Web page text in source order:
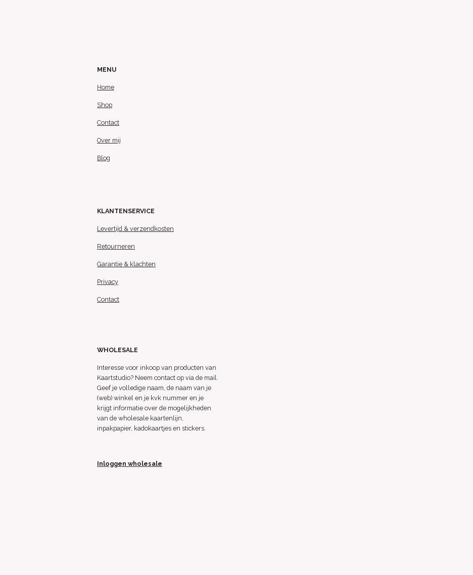
MENU
Home
Shop
Contact
Over mij
Blog
KLANTENSERVICE
Levertijd & verzendkosten
Retourneren
Garantie & klachten
Privacy
Contact
WHOLESALE
Interesse voor inkoop van producten van
Kaartstudio? Neem contact op via de mail.
Geef je volledige naam, de naam van je
(web) winkel en je kvk nummer en je
krijgt informatie over de mogelijkheden
van de wholesale kaartenlijn,
inpakpapier, kadokaartjes en stickers.
Inloggen wholesale